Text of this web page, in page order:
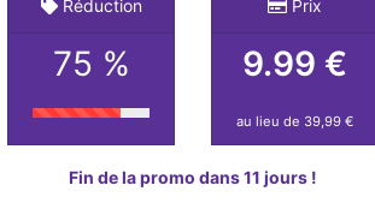
Réduction
75 %
Prix
9.99 €
au lieu de 39,99 €
Fin de la promo dans 11 jours !